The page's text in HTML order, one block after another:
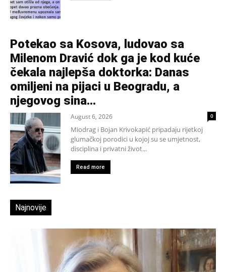
Potekao sa Kosova, ludovao sa
Milenom Dravić dok ga je kod kuće
čekala najlepša doktorka: Danas
omiljeni na pijaci u Beogradu, a
njegovog sina...
August 6, 2026 0
Miodrag i Bojan Krivokapić pripadaju rijetkoj
glumačkoj porodici u kojoj su se umjetnost,
disciplina i privatni život...
Read more
Najnovije